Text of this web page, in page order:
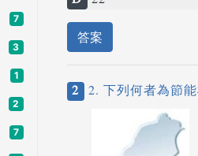
7
3
1
2
7
答案
2 2. 下列何者為節